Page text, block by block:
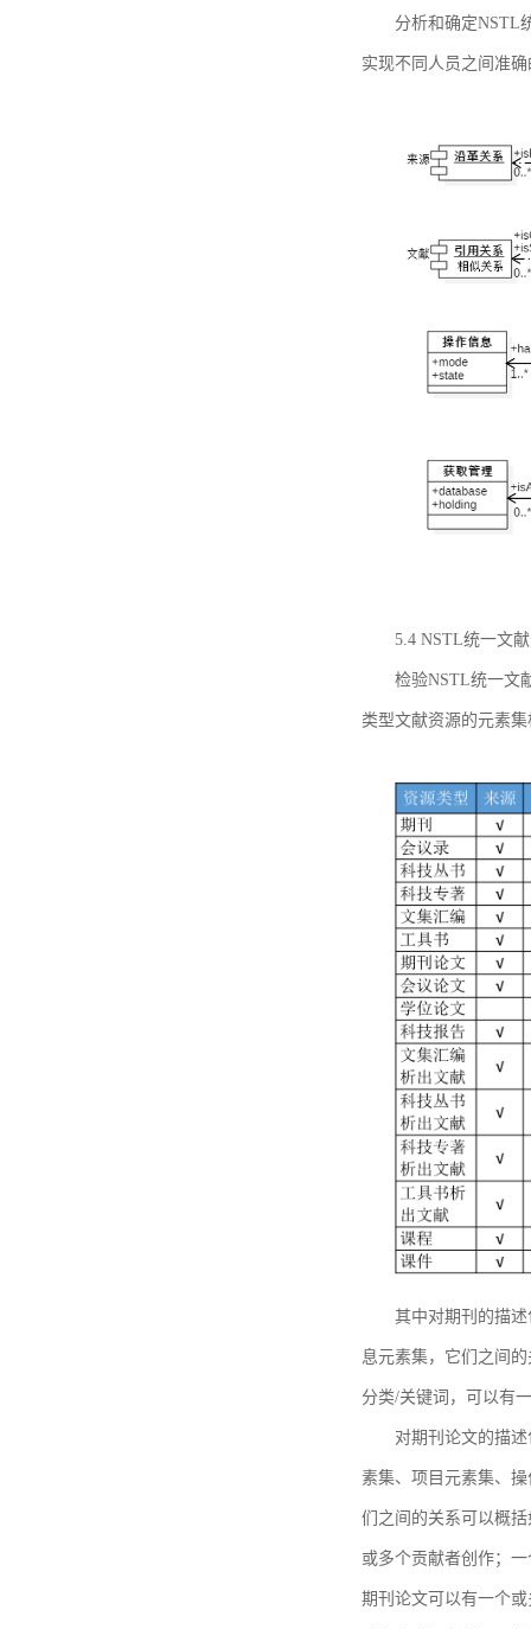
分析和确定NSTL
实现不同人员之间准
5.4 NSTL统一文
检验NSTL统一文
类型文献资源的元素
其中对期刊的描
息元素集，它们之间
分类/关键词，可以有
对期刊论文的描
素集、项目元素集、
们之间的关系可以概
或多个贡献者创作；
期刊论文可以有一个